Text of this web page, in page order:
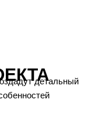
детальный